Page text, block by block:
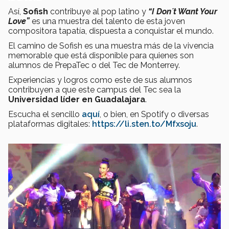
Así, Sofish contribuye al pop latino y “I Don´t Want Your
Love”es una muestra del talento de esta joven
compositora tapatía, dispuesta a conquistar el mundo.
El camino de Sofish es una muestra más de la vivencia
memorable que está disponible para quienes son
alumnos de PrepaTec o del Tec de Monterrey.
Experiencias y logros como este de sus alumnos
contribuyen a que este campus del Tec sea la
Universidad líder en Guadalajara.
Escucha el sencillo aquí, o bien, en Spotify o diversas
plataformas digitales: https://li.sten.to/Mfxsoju.